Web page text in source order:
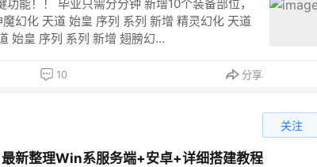
能！！ 毕业只需分分钟 新增10个装备部位，
幻化 天道 始皇 序列 系列 新增 精灵幻化 天道
始皇 序列 系列 新增 翅膀幻...
10 分享
关注
新整理Win系服务端+安卓+详细搭建教程